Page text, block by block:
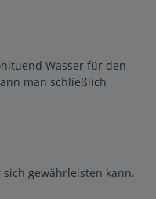
Wasser für den
man schließlich
gewährleisten kann.